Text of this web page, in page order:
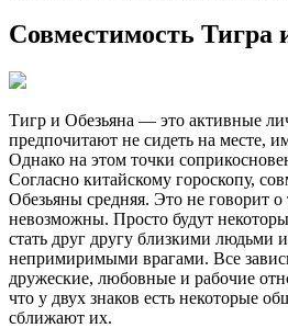
Совместимость Тигра
Тигр и Обезьяна — это активные
предпочитают не сидеть на месте,
Однако на этом точки
Согласно китайскому гороскопу,
Обезьяны средняя. Это не говорит
невозможны. Просто будут
стать друг другу близкими людьми
непримиримыми врагами. Все
дружеские, любовные и рабочие
что у двух знаков есть некоторые
сближают их.